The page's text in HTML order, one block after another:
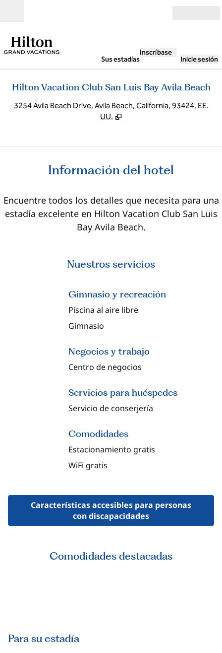
Sus estadías
Inscríbase
Inicie sesión
Hilton Vacation Club San Luis Bay Avila Beach
3254 Avila Beach Drive, Avila Beach, California, 93424, EE.
UU.
Información del hotel
Encuentre todos los detalles que necesita para una
estadía excelente en Hilton Vacation Club San Luis
Bay Avila Beach.
Nuestros servicios
Gimnasio y recreación
Piscina al aire libre
Gimnasio
Negocios y trabajo
Centro de negocios
Servicios para huéspedes
Servicio de conserjería
Comodidades
Estacionamiento gratis
WiFi gratis
Características accesibles para personas
con discapacidades
Comodidades destacadas
GIMNASIO
Para su estadía